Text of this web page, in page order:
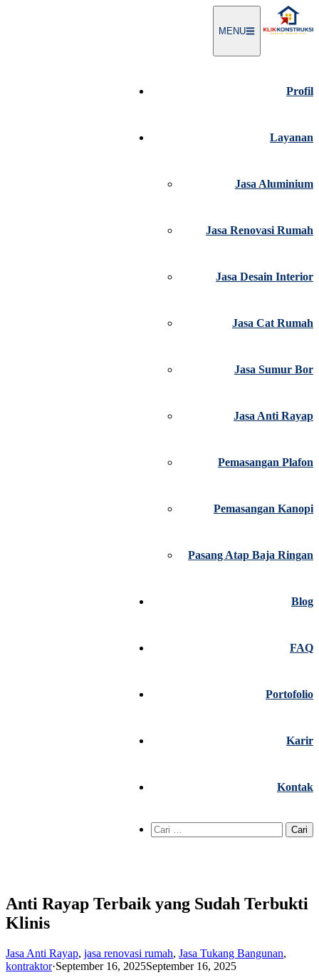
MENU
Profil
Layanan
Jasa Aluminium
Jasa Renovasi Rumah
Jasa Desain Interior
Jasa Cat Rumah
Jasa Sumur Bor
Jasa Anti Rayap
Pemasangan Plafon
Pemasangan Kanopi
Pasang Atap Baja Ringan
Blog
FAQ
Portofolio
Karir
Kontak
Cari
untuk:
Anti Rayap Terbaik yang Sudah Terbukti
Klinis
Jasa Anti Rayap, jasa renovasi rumah, Jasa Tukang Bangunan,
kontraktor·September 16, 2025September 16, 2025